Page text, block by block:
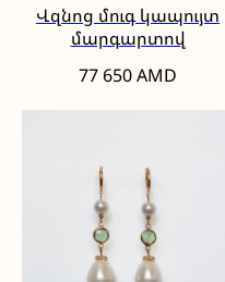
Վզնոց մուգ կապույտ
մարգարտով
77 650AMD